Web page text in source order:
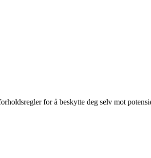
for å beskytte deg selv mot